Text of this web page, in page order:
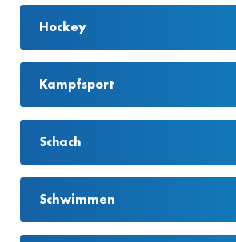
Hockey
Kampfsport
Schach
Schwimmen